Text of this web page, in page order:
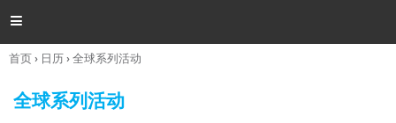

你
这
首页› 日历›全球系列活动
全球系列活动